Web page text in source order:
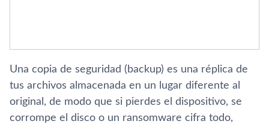
Una copia de seguridad (backup) es una réplica de
tus archivos almacenada en un lugar diferente al
original, de modo que si pierdes el dispositivo, se
corrompe el disco o un ransomware cifra todo,